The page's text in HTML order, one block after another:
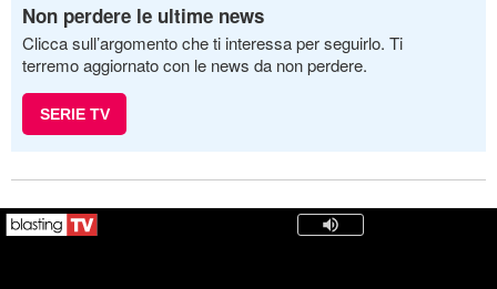
Non perdere le ultime news
Clicca sull’argomento che ti interessa per seguirlo. Ti
terremo aggiornato con le news da non perdere.
SERIE TV